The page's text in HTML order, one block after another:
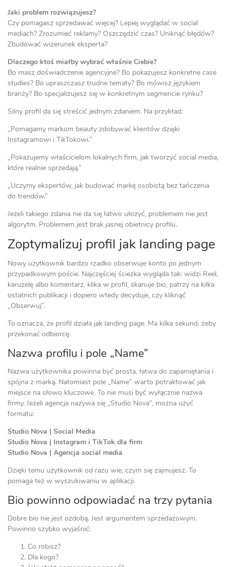
Jaki problem rozwiązujesz?
Czy pomagasz sprzedawać więcej? Lepiej wyglądać w social
mediach? Zrozumieć reklamy? Oszczędzić czas? Uniknąć błędów?
Zbudować wizerunek eksperta?
Dlaczego ktoś miałby wybrać właśnie Ciebie?
Bo masz doświadczenie agencyjne? Bo pokazujesz konkretne case
studies? Bo upraszczasz trudne tematy? Bo mówisz językiem
branży? Bo specjalizujesz się w konkretnym segmencie rynku?
Silny profil da się streścić jednym zdaniem. Na przykład:
„Pomagamy markom beauty zdobywać klientów dzięki
Instagramowi i TikTokowi.”
„Pokazujemy właścicielom lokalnych firm, jak tworzyć social media,
które realnie sprzedają.”
„Uczymy ekspertów, jak budować markę osobistą bez tańczenia
do trendów.”
Jeżeli takiego zdania nie da się łatwo ułożyć, problemem nie jest
algorytm. Problemem jest brak jasnej obietnicy profilu.
Zoptymalizuj profil jak landing page
Nowy użytkownik bardzo rzadko obserwuje konto po jednym
przypadkowym poście. Najczęściej ścieżka wygląda tak: widzi Reel,
karuzelę albo komentarz, klika w profil, skanuje bio, patrzy na kilka
ostatnich publikacji i dopiero wtedy decyduje, czy kliknąć
„Obserwuj”.
To oznacza, że profil działa jak landing page. Ma kilka sekund, żeby
przekonać odbiorcę.
Nazwa profilu i pole „Name”
Nazwa użytkownika powinna być prosta, łatwa do zapamiętania i
spójna z marką. Natomiast pole „Name” warto potraktować jak
miejsce na słowo kluczowe. To nie musi być wyłącznie nazwa
firmy. Jeżeli agencja nazywa się „Studio Nova”, można użyć
formatu:
Studio Nova | Social Media
Studio Nova | Instagram i TikTok dla firm
Studio Nova | Agencja social media
Dzięki temu użytkownik od razu wie, czym się zajmujesz. To
pomaga też w wyszukiwaniu w aplikacji.
Bio powinno odpowiadać na trzy pytania
Dobre bio nie jest ozdobą. Jest argumentem sprzedażowym.
Powinno szybko wyjaśnić:
Co robisz?
Dla kogo?